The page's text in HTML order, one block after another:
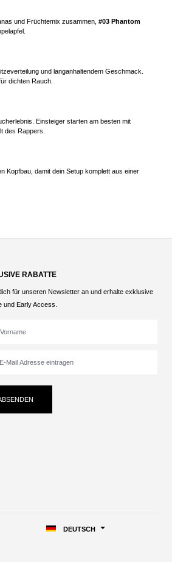
und Früchtemix zusammen, #03 Phantom
und langanhaltendem Geschmack.
dichten Rauch.
Einsteiger starten am besten mit
des Rappers.
Kopfbau, damit dein Setup komplett aus einer
RABATTE
für unseren Newsletter an und erhalte exklusive
und Early Access.
DEUTSCH